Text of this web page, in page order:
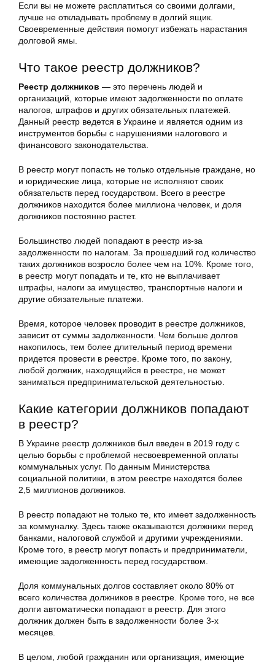
Если вы не можете расплатиться со своими долгами,
лучше не откладывать проблему в долгий ящик.
Своевременные действия помогут избежать нарастания
долговой ямы.
Что такое реестр должников?
Реестр должников — это перечень людей и
организаций, которые имеют задолженности по оплате
налогов, штрафов и других обязательных платежей.
Данный реестр ведется в Украине и является одним из
инструментов борьбы с нарушениями налогового и
финансового законодательства.
В реестр могут попасть не только отдельные граждане, но
и юридические лица, которые не исполняют своих
обязательств перед государством. Всего в реестре
должников находится более миллиона человек, и доля
должников постоянно растет.
Большинство людей попадают в реестр из-за
задолженности по налогам. За прошедший год количество
таких должников возросло более чем на 10%. Кроме того,
в реестр могут попадать и те, кто не выплачивает
штрафы, налоги за имущество, транспортные налоги и
другие обязательные платежи.
Время, которое человек проводит в реестре должников,
зависит от суммы задолженности. Чем больше долгов
накопилось, тем более длительный период времени
придется провести в реестре. Кроме того, по закону,
любой должник, находящийся в реестре, не может
заниматься предпринимательской деятельностью.
Какие категории должников попадают
в реестр?
В Украине реестр должников был введен в 2019 году с
целью борьбы с проблемой несвоевременной оплаты
коммунальных услуг. По данным Министерства
социальной политики, в этом реестре находятся более
2,5 миллионов должников.
В реестр попадают не только те, кто имеет задолженность
за коммуналку. Здесь также оказываются должники перед
банками, налоговой службой и другими учреждениями.
Кроме того, в реестр могут попасть и предприниматели,
имеющие задолженность перед государством.
Доля коммунальных долгов составляет около 80% от
всего количества должников в реестре. Кроме того, не все
долги автоматически попадают в реестр. Для этого
должник должен быть в задолженности более 3-х
месяцев.
В целом, любой гражданин или организация, имеющие